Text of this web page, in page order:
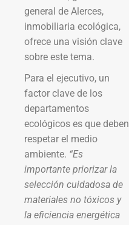
general de Alerces,
inmobiliaria ecológica,
ofrece una visión clave
sobre este tema.
Para el ejecutivo, un
factor clave de los
departamentos
ecológicos es que deben
respetar el medio
ambiente. “Es
importante priorizar la
selección cuidadosa de
materiales no tóxicos y
la eficiencia energética